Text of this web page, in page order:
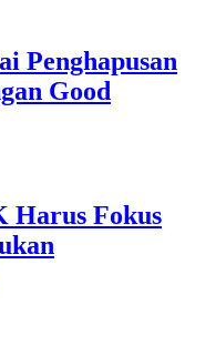
Penghapusan
Good
Harus Fokus